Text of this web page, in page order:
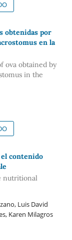
obtenidas por
en la
ova obtained by
in the
contenido
nutritional
Luis David
Karen Milagros